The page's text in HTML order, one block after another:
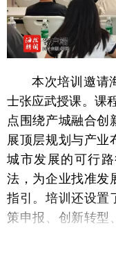
本次培训邀请
士张应武授课。课
点围绕产城融合创
展顶层规划与产业
城市发展的可行
法，为企业找准发
指引。培训还设置
策申报、创新转型